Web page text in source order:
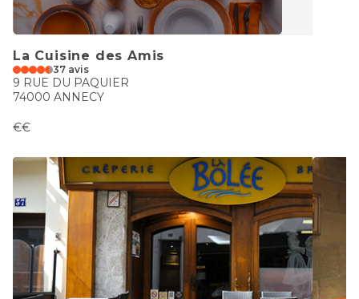
La Cuisine des Amis
37 avis
9 RUE DU PAQUIER
74000 ANNECY
€€